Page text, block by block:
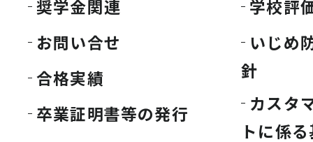
奨学金関連
お問い合せ
合格実績
卒業証明書等の発行
学校評
いじめ
針
カスタ
トに係